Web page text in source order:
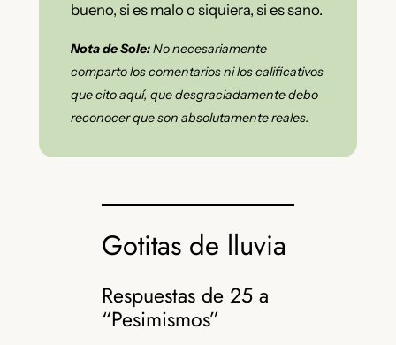
bueno, si es malo o siquiera, si es sano.
Nota de Sole:No necesariamente
comparto los comentarios ni los calificativos
que cito aquí, que desgraciadamente debo
reconocer que son absolutamente reales.
Gotitas de lluvia
Respuestas de 25 a
“Pesimismos”